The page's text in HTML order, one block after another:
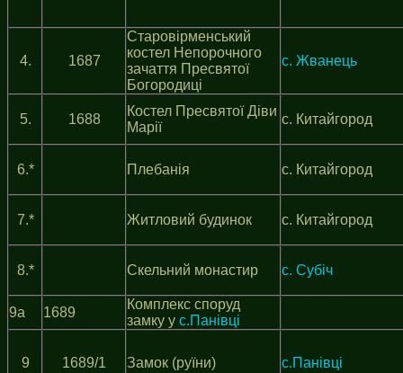
4. 1687
Старовірменський
костел Непорочного
зачаття Пресвятої
Богородиці
с. Жванець
5. 1688
Костел Пресвятої Діви
Марії
с. Китайгород
6.* Плебанія с. Китайгород
7.* Житловий будинок с. Китайгород
8.* Скельний монастир с. Субіч
9а 1689
Комплекс споруд
замку у с.Панівці
9 1689/1 Замок (руїни) с.Панівці